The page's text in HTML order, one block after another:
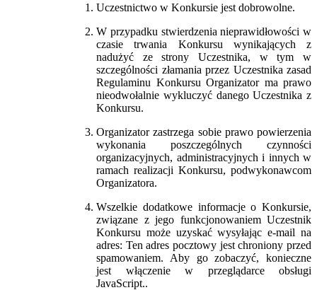
Uczestnictwo w Konkursie jest dobrowolne.
W przypadku stwierdzenia nieprawidłowości w
czasie trwania Konkursu wynikających z
nadużyć ze strony Uczestnika, w tym w
szczególności złamania przez Uczestnika zasad
Regulaminu Konkursu Organizator ma prawo
nieodwołalnie wykluczyć danego Uczestnika z
Konkursu.
Organizator zastrzega sobie prawo powierzenia
wykonania poszczególnych czynności
organizacyjnych, administracyjnych i innych w
ramach realizacji Konkursu, podwykonawcom
Organizatora.
Wszelkie dodatkowe informacje o Konkursie,
związane z jego funkcjonowaniem Uczestnik
Konkursu może uzyskać wysyłając e-mail na
adres: Ten adres pocztowy jest chroniony przed
spamowaniem. Aby go zobaczyć, konieczne
jest włączenie w przeglądarce obsługi
JavaScript..